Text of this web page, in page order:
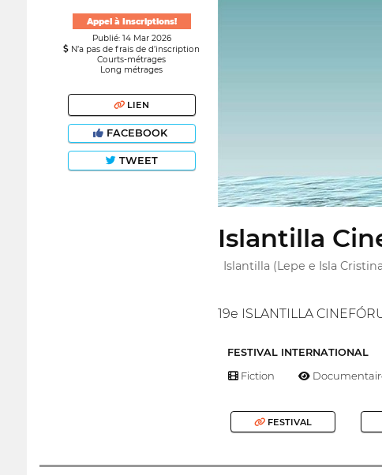
Appel à Inscriptions!
Publié: 14 Mar 2026
N’a pas de frais de d’inscription
Courts-métrages
Long métrages
LIEN
FACEBOOK
TWEET
Islantilla
Islantilla (Lepe e Isla
19e ISLANTILLA
FESTIVAL INTERNATIONAL
Fiction
FESTIVAL